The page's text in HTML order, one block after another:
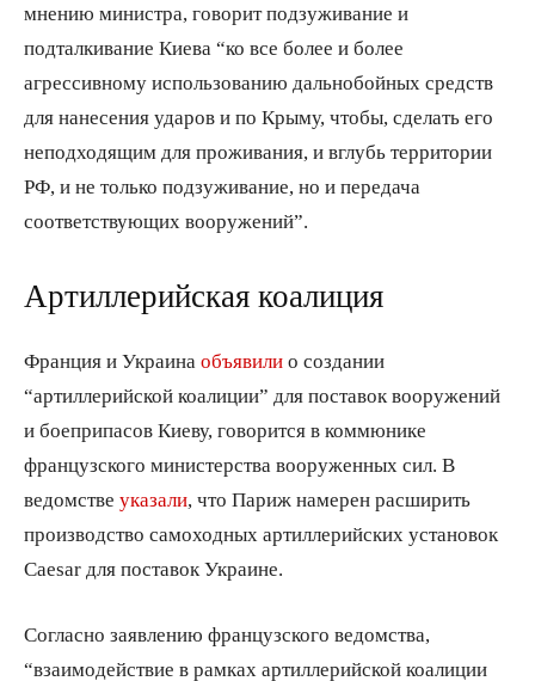
мнению министра, говорит подзуживание и
подталкивание Киева “ко все более и более
агрессивному использованию дальнобойных средств
для нанесения ударов и по Крыму, чтобы, сделать его
неподходящим для проживания, и вглубь территории
РФ, и не только подзуживание, но и передача
соответствующих вооружений”.
Артиллерийская коалиция
Франция и Украина объявили о создании
“артиллерийской коалиции” для поставок вооружений
и боеприпасов Киеву, говорится в коммюнике
французского министерства вооруженных сил. В
ведомстве указали , что Париж намерен расширить
производство самоходных артиллерийских установок
Caesar для поставок Украине.
Согласно заявлению французского ведомства,
“взаимодействие в рамках артиллерийской коалиции